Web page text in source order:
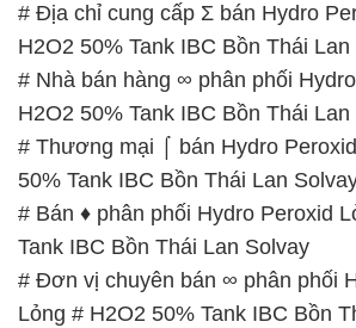
# Địa chỉ cung cấp Σ bán Hydro
H2O2 50% Tank IBC Bồn Thái Lan
# Nhà bán hàng ∞ phân phối
H2O2 50% Tank IBC Bồn Thái Lan
# Thương mại ⌠ bán Hydro
50% Tank IBC Bồn Thái Lan
# Bán ♦ phân phối Hydro Peroxid
Tank IBC Bồn Thái Lan Solvay
# Đơn vị chuyên bán ∞ phân phối
Lỏng # H2O2 50% Tank IBC Bồn